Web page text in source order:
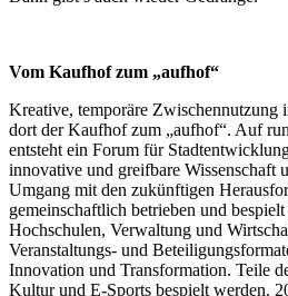
Vom Kaufhof zum „aufhof“
Kreative, temporäre
dort der Kaufhof zum „aufhof“. Auf
entsteht ein Forum für
innovative und greifbare Wissenschaft
Umgang mit den zukünftigen
gemeinschaftlich betrieben und
Hochschulen, Verwaltung und
Veranstaltungs- und
Innovation und Transformation. Teile
Kultur und E-Sports bespielt werden.